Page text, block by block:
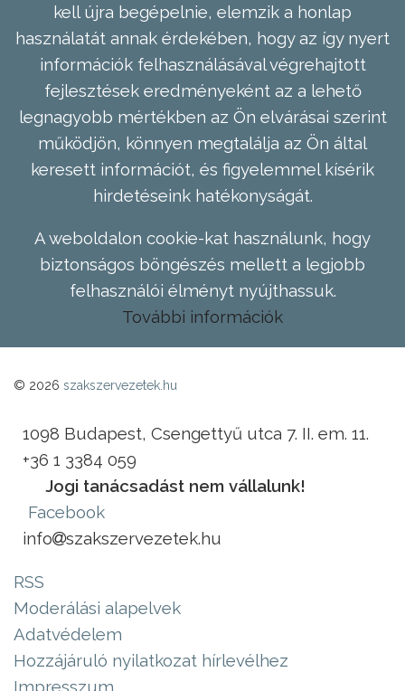
kell újra begépelnie, elemzik a honlap
használatát annak érdekében, hogy az így nyert
információk felhasználásával végrehajtott
fejlesztések eredményeként az a lehető
legnagyobb mértékben az Ön elvárásai szerint
működjön, könnyen megtalálja az Ön által
keresett információt, és figyelemmel kísérik
hirdetéseink hatékonyságát.
A weboldalon cookie-kat használunk, hogy
biztonságos böngészés mellett a legjobb
felhasználói élményt nyújthassuk.
További információk
© 2026 szakszervezetek.hu
1098 Budapest, Csengettyű utca 7. II. em. 11.
+36 1 3384 059
Jogi tanácsadást nem vállalunk!
Facebook
info
szakszervezetek.hu
RSS
Moderálási alapelvek
Adatvédelem
Hozzájáruló nyilatkozat hírlevélhez
Impresszum